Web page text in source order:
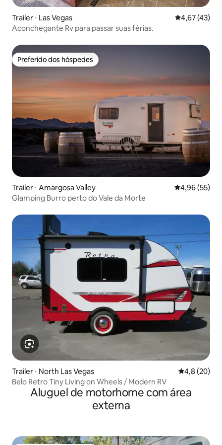
Trailer ⋅ Las Vegas 4,67 de uma
4,67 (43)
Aconchegante Rv para passar suas férias.
Preferido dos hóspedes
Preferido dos hóspedes
Trailer ⋅ Amargosa Valley 4,96 de uma
4,96 (55)
Glamping Burro perto do Vale da Morte
Trailer ⋅ North Las Vegas 4,8 de uma
4,8 (20)
Belo Retro Tiny Living on Wheels / Modern RV
Aluguel de motorhome com área
externa